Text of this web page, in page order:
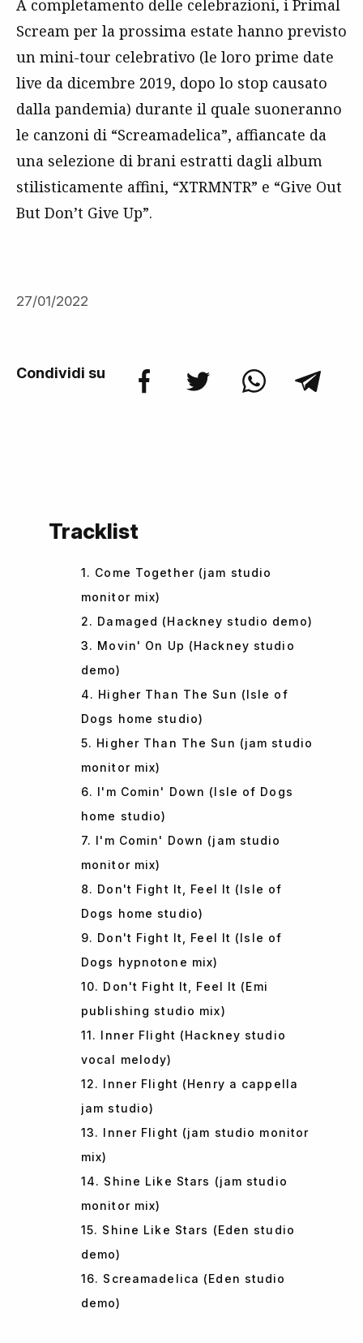
A completamento delle celebrazioni, i Primal
Scream per la prossima estate hanno previsto
un mini-tour celebrativo (le loro prime date
live da dicembre 2019, dopo lo stop causato
dalla pandemia) durante il quale suoneranno
le canzoni di “Screamadelica”, affiancate da
una selezione di brani estratti dagli album
stilisticamente affini, “XTRMNTR” e “Give Out
But Don’t Give Up”.
27/01/2022
Condividi su
Tracklist
1. Come Together (jam studio
monitor mix)
2. Damaged (Hackney studio demo)
3. Movin' On Up (Hackney studio
demo)
4. Higher Than The Sun (Isle of
Dogs home studio)
5. Higher Than The Sun (jam studio
monitor mix)
6. I'm Comin' Down (Isle of Dogs
home studio)
7. I'm Comin' Down (jam studio
monitor mix)
8. Don't Fight It, Feel It (Isle of
Dogs home studio)
9. Don't Fight It, Feel It (Isle of
Dogs hypnotone mix)
10. Don't Fight It, Feel It (Emi
publishing studio mix)
11. Inner Flight (Hackney studio
vocal melody)
12. Inner Flight (Henry a cappella
jam studio)
13. Inner Flight (jam studio monitor
mix)
14. Shine Like Stars (jam studio
monitor mix)
15. Shine Like Stars (Eden studio
demo)
16. Screamadelica (Eden studio
demo)